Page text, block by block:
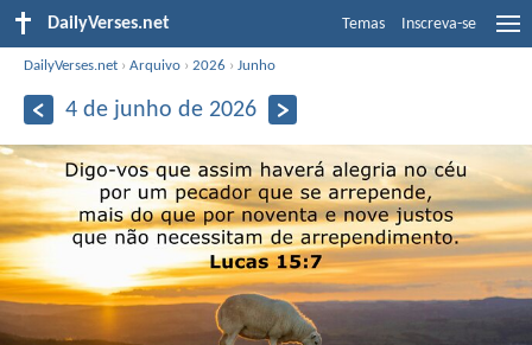
DailyVerses.net Temas Inscreva-se
DailyVerses.net ›Arquivo ›2026 ›Junho
4 de junho de 2026